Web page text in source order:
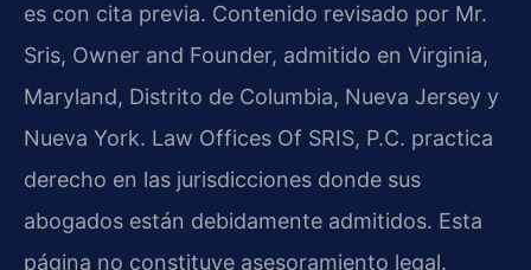
es con cita previa. Contenido revisado por Mr.
Sris, Owner and Founder, admitido en Virginia,
Maryland, Distrito de Columbia, Nueva Jersey y
Nueva York. Law Offices Of SRIS, P.C. practica
derecho en las jurisdicciones donde sus
abogados están debidamente admitidos. Esta
página no constituye asesoramiento legal.